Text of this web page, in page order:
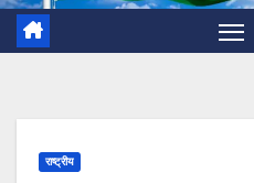
राष्ट्रीय